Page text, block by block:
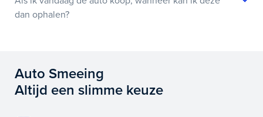
dan ophalen?
Auto Smeeing
Altijd een slimme keuze